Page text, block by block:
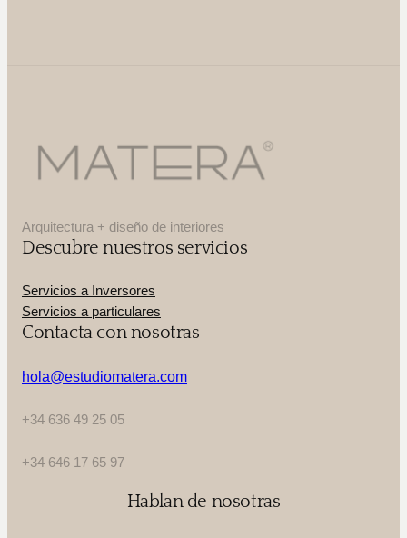
Arquitectura + diseño de interiores
Descubre nuestros servicios
Servicios a Inversores
Servicios a particulares
Contacta con nosotras
hola@estudiomatera.com
+34 636 49 25 05
+34 646 17 65 97
Hablan de nosotras